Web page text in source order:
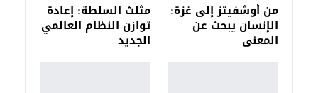
من أوشفيتز إلى غزة:
الإنسان يبحث عن
المعنى
مثلث السلطة: إعادة
توازن النظام العالمي
الجديد